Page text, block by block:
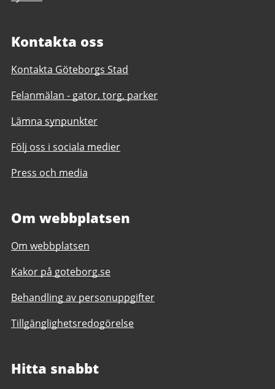
Kontakta oss
Kontakta Göteborgs Stad
Felanmälan - gator, torg, parker
Lämna synpunkter
Följ oss i sociala medier
Press och media
Om webbplatsen
Om webbplatsen
Kakor på goteborg.se
Behandling av personuppgifter
Tillgänglighetsredogörelse
Hitta snabbt